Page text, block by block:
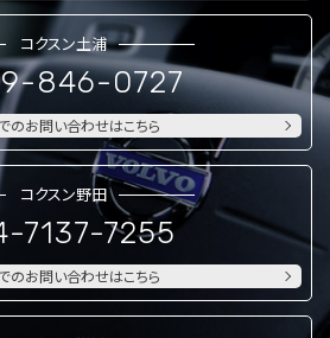
コクスン土浦
846-0727
のお問い合わせはこちら
コクスン野田
7137-7255
のお問い合わせはこちら